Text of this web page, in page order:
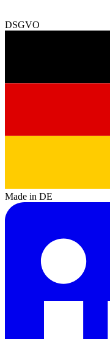
DSGVO
Made in DE